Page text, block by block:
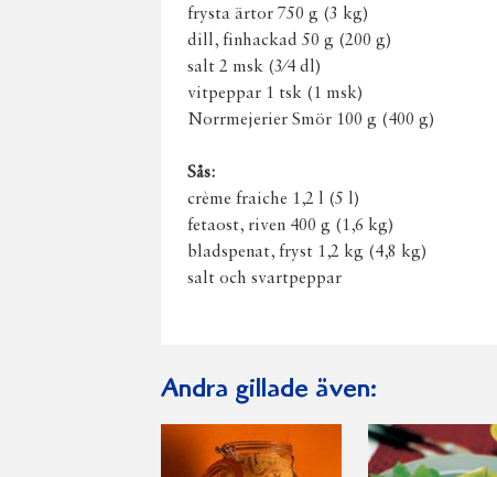
frysta ärtor 750 g (3 kg)
dill, finhackad 50 g (200 g)
salt 2 msk (3⁄4 dl)
vitpeppar 1 tsk (1 msk)
Norrmejerier Smör 100 g (400 g)
Sås:
crème fraiche 1,2 l (5 l)
fetaost, riven 400 g (1,6 kg)
bladspenat, fryst 1,2 kg (4,8 kg)
salt och svartpeppar
Andra gillade även: